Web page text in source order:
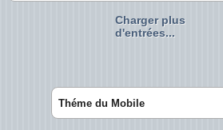
Charger plus
d'entrées...
Théme du Mobile